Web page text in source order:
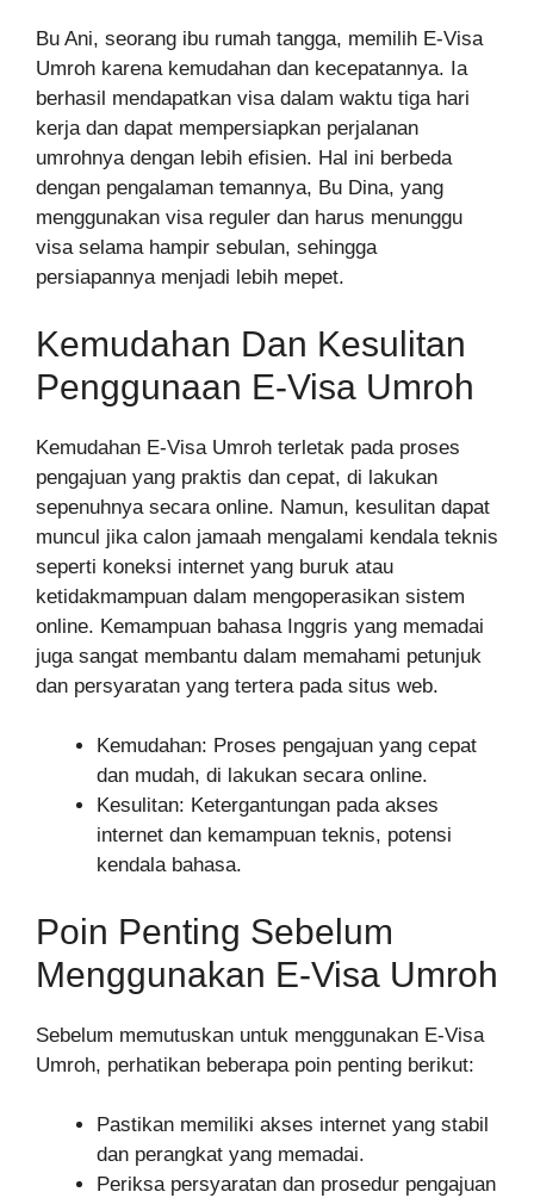
Bu Ani, seorang ibu rumah tangga, memilih E-Visa
Umroh karena kemudahan dan kecepatannya. Ia
berhasil mendapatkan visa dalam waktu tiga hari
kerja dan dapat mempersiapkan perjalanan
umrohnya dengan lebih efisien. Hal ini berbeda
dengan pengalaman temannya, Bu Dina, yang
menggunakan visa reguler dan harus menunggu
visa selama hampir sebulan, sehingga
persiapannya menjadi lebih mepet.
Kemudahan Dan Kesulitan
Penggunaan E-Visa Umroh
Kemudahan E-Visa Umroh terletak pada proses
pengajuan yang praktis dan cepat, di lakukan
sepenuhnya secara online. Namun, kesulitan dapat
muncul jika calon jamaah mengalami kendala teknis
seperti koneksi internet yang buruk atau
ketidakmampuan dalam mengoperasikan sistem
online. Kemampuan bahasa Inggris yang memadai
juga sangat membantu dalam memahami petunjuk
dan persyaratan yang tertera pada situs web.
Kemudahan: Proses pengajuan yang cepat
dan mudah, di lakukan secara online.
Kesulitan: Ketergantungan pada akses
internet dan kemampuan teknis, potensi
kendala bahasa.
Poin Penting Sebelum
Menggunakan E-Visa Umroh
Sebelum memutuskan untuk menggunakan E-Visa
Umroh, perhatikan beberapa poin penting berikut:
Pastikan memiliki akses internet yang stabil
dan perangkat yang memadai.
Periksa persyaratan dan prosedur pengajuan